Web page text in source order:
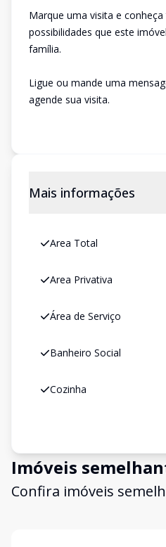
Marque uma visita e
possibilidades que este
família.
Ligue ou mande uma
agende sua visita.
Mais informações
Area Total
Area Privativa
Área de Serviço
Banheiro Social
Cozinha
Imóveis
Confira imóveis